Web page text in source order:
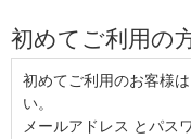
初めてご利用の
初めてご利用のお客様
い。
メールアドレス とパス